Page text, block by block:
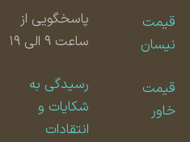
قیمت
نیسان
قیمت
پاسخگویی از
ساعت ۹ الی ۱۹
رسیدگی به
شکایات و
انتقادات